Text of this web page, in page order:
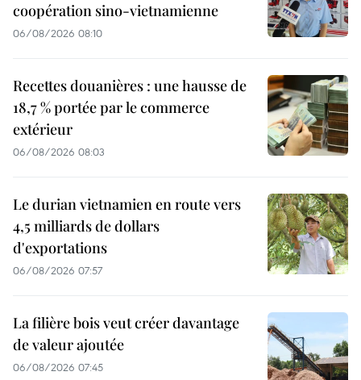
coopération sino-vietnamienne
06/08/2026 08:10
Recettes douanières : une hausse de
18,7 % portée par le commerce
extérieur
06/08/2026 08:03
Le durian vietnamien en route vers
4,5 milliards de dollars
d'exportations
06/08/2026 07:57
La filière bois veut créer davantage
de valeur ajoutée
06/08/2026 07:45